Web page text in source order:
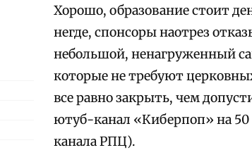
Хорошо, образование стоит
негде, спонсоры наотрез
небольшой, ненагруженный
которые не требуют
все равно закрыть, чем
ютуб-канал «Киберпоп» на
канала РПЦ).